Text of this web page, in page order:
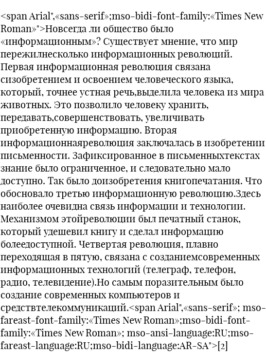
<span Arial",«sans-serif»;mso-bidi-font-family:«Times New
Roman»">Новсегда ли общество было
«информационным»? Существует мнение, что мир
пережилнесколько информационных революций.
Первая информационная революция связана
сизобретением и освоением человеческого языка,
который, точнее устная речь,выделила человека из мира
животных. Это позволило человеку хранить,
передавать,совершенствовать, увеличивать
приобретенную информацию. Вторая
информационнаяреволюция заключалась в изобретении
письменности. Зафиксированное в письменныхтекстах
знание было ограниченное, и следовательно мало
доступно. Так было доизобретения книгопечатания. Что
обосновало третью информационную революцию.Здесь
наиболее очевидна связь информации и технологии.
Механизмом этойреволюции был печатный станок,
который удешевил книгу и сделал информацию
болеедоступной. Четвертая революция, плавно
переходящая в пятую, связана с созданиемсовременных
информационных технологий (телеграф, телефон,
радио, телевидение).Но самым поразительным было
создание современных компьютеров и
средствтелекоммуникаций.<span Arial",«sans-serif»; mso-
fareast-font-family:«Times New Roman»;mso-bidi-font-
family:«Times New Roman»; mso-ansi-language:RU;mso-
fareast-language:RU;mso-bidi-language:AR-SA">[2]